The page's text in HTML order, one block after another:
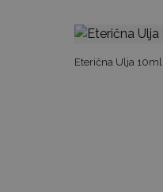
Eterična Ulja 10ml